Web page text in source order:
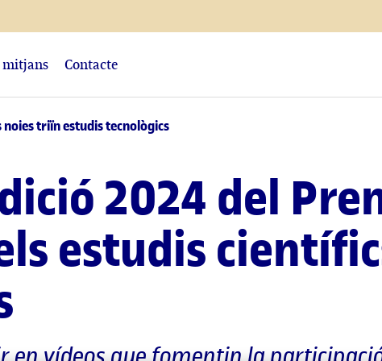
mitjans Contacte
triïn estudis tecnològics
2024 del
estudis